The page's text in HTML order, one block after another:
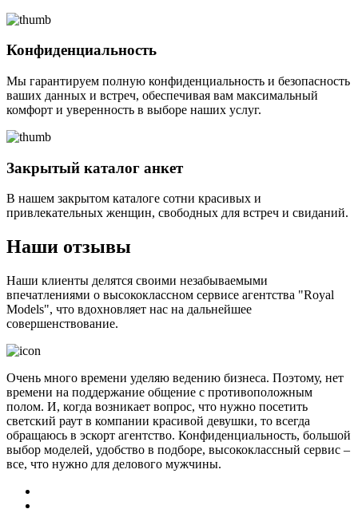
Конфиденциальность
Мы гарантируем полную конфиденциальность и безопасность
ваших данных и встреч, обеспечивая вам максимальный
комфорт и уверенность в выборе наших услуг.
Закрытый каталог анкет
В нашем закрытом каталоге сотни красивых и
привлекательных женщин, свободных для встреч и свиданий.
Наши отзывы
Наши клиенты делятся своими незабываемыми
впечатлениями о высококлассном сервисе агентства "Royal
Models", что вдохновляет нас на дальнейшее
совершенствование.
Очень много времени уделяю ведению бизнеса. Поэтому, нет
времени на поддержание общение с противоположным
полом. И, когда возникает вопрос, что нужно посетить
светский раут в компании красивой девушки, то всегда
обращаюсь в эскорт агентство. Конфиденциальность, большой
выбор моделей, удобство в подборе, высококлассный сервис –
все, что нужно для делового мужчины.